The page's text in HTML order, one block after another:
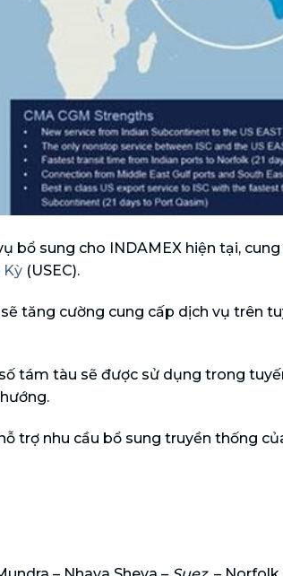
bổ sung cho INDAMEX hiện tại,
Kỳ (USEC).
tăng cường cung cấp dịch vụ trên
tám tàu ​​sẽ được sử dụng trong
trợ nhu cầu bổ sung truyền thống